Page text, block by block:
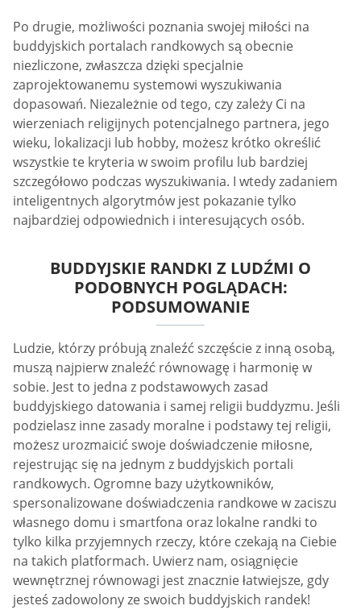
Po drugie, możliwości poznania swojej miłości na
buddyjskich portalach randkowych są obecnie
niezliczone, zwłaszcza dzięki specjalnie
zaprojektowanemu systemowi wyszukiwania
dopasowań. Niezależnie od tego, czy zależy Ci na
wierzeniach religijnych potencjalnego partnera, jego
wieku, lokalizacji lub hobby, możesz krótko określić
wszystkie te kryteria w swoim profilu lub bardziej
szczegółowo podczas wyszukiwania. I wtedy zadaniem
inteligentnych algorytmów jest pokazanie tylko
najbardziej odpowiednich i interesujących osób.
BUDDYJSKIE RANDKI Z LUDŹMI O
PODOBNYCH POGLĄDACH:
PODSUMOWANIE
Ludzie, którzy próbują znaleźć szczęście z inną osobą,
muszą najpierw znaleźć równowagę i harmonię w
sobie. Jest to jedna z podstawowych zasad
buddyjskiego datowania i samej religii buddyzmu. Jeśli
podzielasz inne zasady moralne i podstawy tej religii,
możesz urozmaicić swoje doświadczenie miłosne,
rejestrując się na jednym z buddyjskich portali
randkowych. Ogromne bazy użytkowników,
spersonalizowane doświadczenia randkowe w zaciszu
własnego domu i smartfona oraz lokalne randki to
tylko kilka przyjemnych rzeczy, które czekają na Ciebie
na takich platformach. Uwierz nam, osiągnięcie
wewnętrznej równowagi jest znacznie łatwiejsze, gdy
jesteś zadowolony ze swoich buddyjskich randek!